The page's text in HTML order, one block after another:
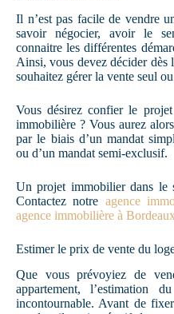
Il n’est pas facile de vendre
savoir négocier, avoir le
connaitre les différentes
Ainsi, vous devez décider dès
souhaitez gérer la vente seul
Vous désirez confier le
immobilière ? Vous aurez
par le biais d’un mandat
ou d’un mandat semi-exclusif.
Un projet immobilier dans le
Contactez notre agence
agence immobilière à
Estimer le prix de vente du
Que vous prévoyiez de
appartement, l’estimation
incontournable. Avant de